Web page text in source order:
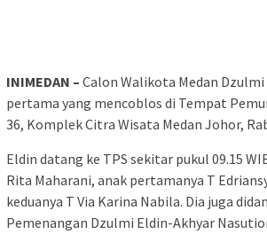
INIMEDAN – Calon Walikota Medan
pertama yang mencoblos di Tempat
36, Komplek Citra Wisata Medan Johor,
Eldin datang ke TPS sekitar pukul 09.15
Rita Maharani, anak pertamanya T
keduanya T Via Karina Nabila. Dia juga
Pemenangan Dzulmi Eldin-Akhyar